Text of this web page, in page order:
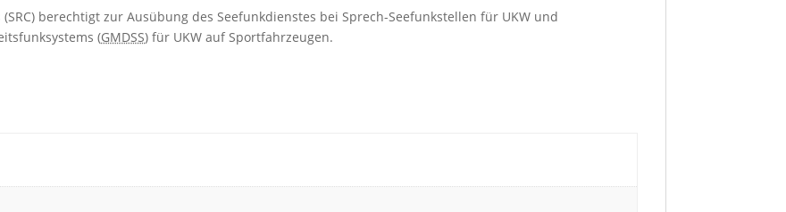
berechtigt zur Ausübung des Seefunkdienstes bei Sprech-Seefunkstellen für UKW und
(GMDSS) für UKW auf Sportfahrzeugen.